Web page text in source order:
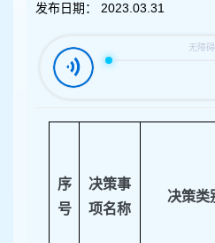
发布日期： 2023.03.31
序
号
决策事
项名称
决策类